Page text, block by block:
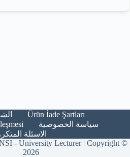
Ürün İade Şartları​
سياسة الخصوصية
الاسئلة
- University Lecturer | Copyright ©
2026